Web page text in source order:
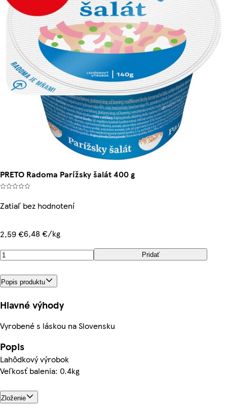
PRETO Radoma Parížsky šalát 400 g
Zatiaľ bez hodnotení
2,59 €6,48 €/kg
Pridať
Popis produktu
Hlavné výhody
Vyrobené s láskou na Slovensku
Popis
Lahôdkový výrobok
Veľkosť balenia: 0.4kg
Zloženie